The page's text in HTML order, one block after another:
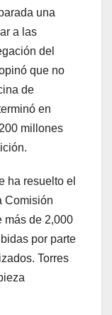
una
a las
del
que no
de
en
millones
ha resuelto el
Comisión
más de 2,000
por parte
Torres